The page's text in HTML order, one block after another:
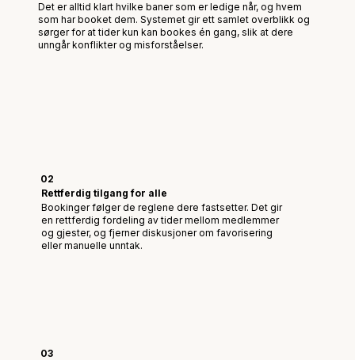
Det er alltid klart hvilke baner som er ledige når, og hvem
som har booket dem. Systemet gir ett samlet overblikk og
sørger for at tider kun kan bookes én gang, slik at dere
unngår konflikter og misforståelser.
02
Rettferdig tilgang for alle
Bookinger følger de reglene dere fastsetter. Det gir
en rettferdig fordeling av tider mellom medlemmer
og gjester, og fjerner diskusjoner om favorisering
eller manuelle unntak.
03